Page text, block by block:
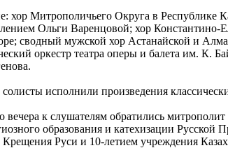
хор Митрополичьего Округа в Республике
Ольги Варенцовой; хор
сводный мужской хор Астанайской и
оркестр театра оперы и балета им. К.
исполнили произведения
вечера к слушателям обратились
образования и катехизации
Руси и 10-летием учреждения